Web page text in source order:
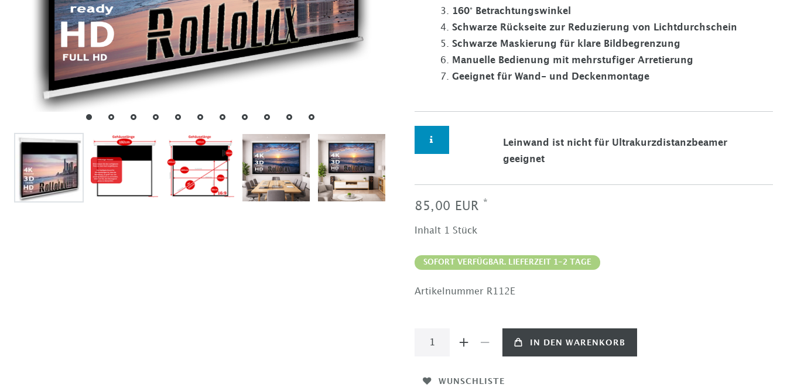
160° Betrachtungswinkel
Schwarze Rückseite zur Reduzierung von Lichtdurchschein
Schwarze Maskierung für klare Bildbegrenzung
Manuelle Bedienung mit mehrstufiger Arretierung
Geeignet für Wand- und Deckenmontage
Leinwand ist nicht für Ultrakurzdistanzbeamer
geeignet
85,00 EUR *
Inhalt 1 Stück
SOFORT VERFÜGBAR. LIEFERZEIT 1-2 TAGE
Artikelnummer R112E
IN DEN WARENKORB
WUNSCHLISTE